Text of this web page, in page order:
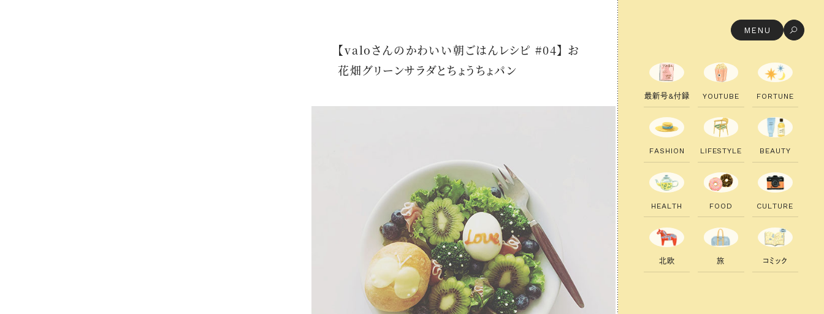
MENU
【valoさんのかわいい朝ごはんレシピ #04】 お
花畑グリーンサラダとちょうちょパン
最新号&付録 YO UTU B E FO RTU N E
FAS H I O N LI FESTYLE B EAUTY
H EALTH FO O D CU LTU RE
北欧 旅 コ ミ ック